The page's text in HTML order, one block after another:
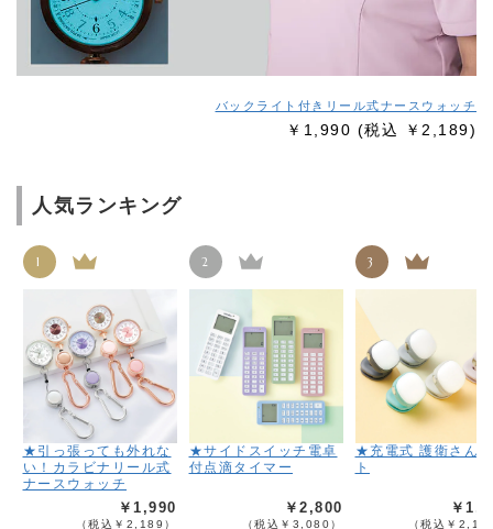
バックライト付きリール式ナースウォッチ
￥1,990 (税込 ￥2,189)
人気ランキング
1
★引っ張っても外れな
い！カラビナリール式
ナースウォッチ
￥1,990
（税込￥2,189）
2
★サイドスイッチ電卓
付点滴タイマー
￥2,800
（税込￥3,080）
3
★充電式 護衛さん
ト
￥
（税込￥